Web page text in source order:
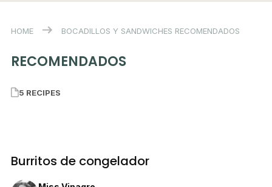
HOME BOCADILLOS Y SANDWICHES RECOMENDADOS
RECOMENDADOS
5 RECIPES
Burritos de congelador